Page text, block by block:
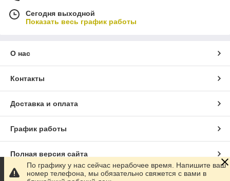
Сегодня выходной
Показать весь график работы
О нас
Контакты
Доставка и оплата
График работы
Полная версия сайта
Сайт создан на маркетплейсе
По графику у нас сейчас нерабочее время. Напишите ваш
номер телефона, мы обязательно свяжется с вами в